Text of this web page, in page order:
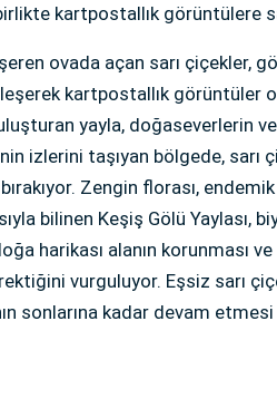
kartpostallık görüntülere
ovada açan sarı çiçekler,
kartpostallık görüntüler
yayla, doğaseverlerin
izlerini taşıyan bölgede, sarı
Zengin florası,
bilinen Keşiş Gölü Yaylası,
harikası alanın korunması
vurguluyor. Eşsiz sarı
sonlarına kadar devam